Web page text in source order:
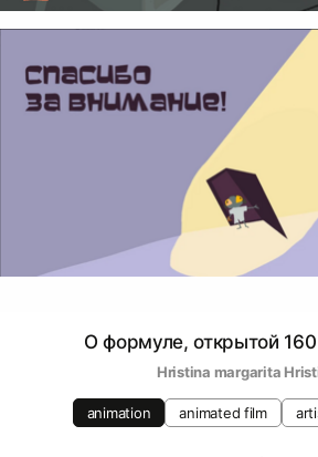
О формуле, открытой
Hristina margarita
animation animated film